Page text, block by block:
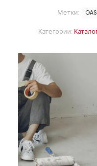
Категории:
Метки: